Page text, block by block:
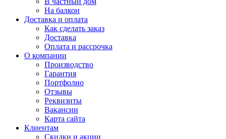
На балкон
Доставка и оплата
Как сделать заказ
Доставка
Оплата и рассрочка
О компании
Производство
Гарантия
Портфолио
Отзывы
Реквизиты
Вакансии
Карта сайта
Клиентам
Скидки и акции